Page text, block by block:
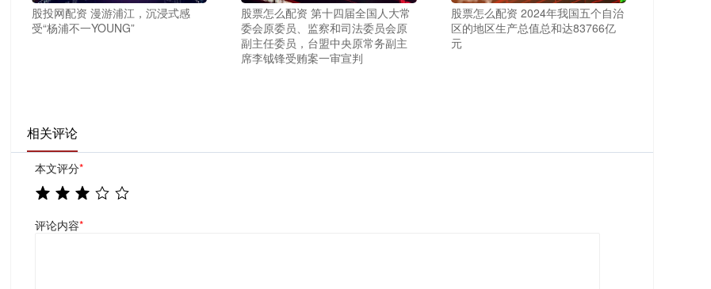
股投网配资 漫游浦江，沉浸式感
受“杨浦不一YOUNG”
股票怎么配资 第十四届全国人大常
委会原委员、监察和司法委员会原
副主任委员，台盟中央原常务副主
席李钺锋受贿案一审宣判
股票怎么配资 2024年我国五个自治
区的地区生产总值总和达83766亿
元
相关评论
本文评分*
评论内容*